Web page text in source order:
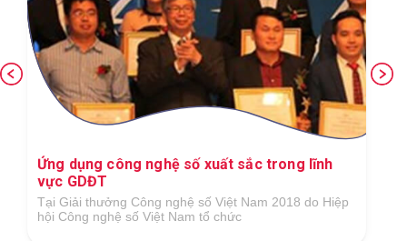
Ứng dụng công nghệ số xuất sắc trong lĩnh
vực GDĐT
Tại Giải thưởng Công nghệ số Việt Nam 2018 do Hiệp
hội Công nghệ số Việt Nam tổ chức